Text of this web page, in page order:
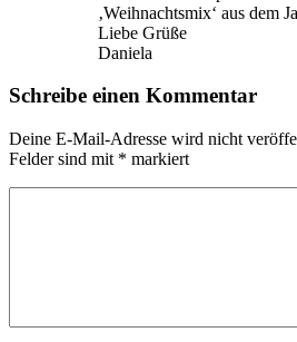
‚Weihnachtsmix‘ aus dem
Liebe Grüße
Daniela
Schreibe einen Kommentar
Deine E-Mail-Adresse wird nicht
Felder sind mit * markiert